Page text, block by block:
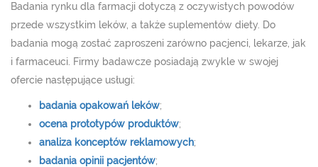
Badania rynku dla farmacji dotyczą z oczywistych powodów
przede wszystkim leków, a także suplementów diety. Do
badania mogą zostać zaproszeni zarówno pacjenci, lekarze, jak
i farmaceuci. Firmy badawcze posiadają zwykle w swojej
ofercie następujące usługi:
badania opakowań leków;
ocena prototypów produktów;
analiza konceptów reklamowych;
badania opinii pacjentów;